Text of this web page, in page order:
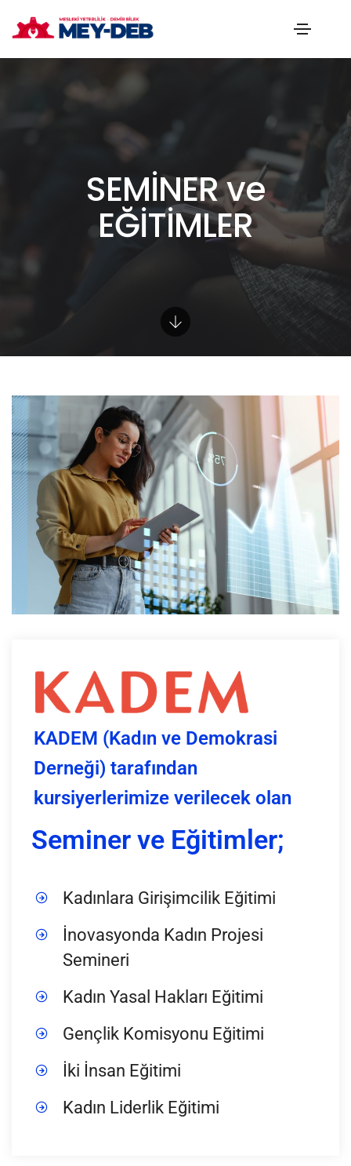
SEMİNER ve
EĞİTİMLER
KADEM (Kadın ve Demokrasi
Derneği) tarafından
kursiyerlerimize verilecek olan
Seminer ve Eğitimler;
Kadınlara Girişimcilik Eğitimi
İnovasyonda Kadın Projesi
Semineri
Kadın Yasal Hakları Eğitimi
Gençlik Komisyonu Eğitimi
İki İnsan Eğitimi
Kadın Liderlik Eğitimi